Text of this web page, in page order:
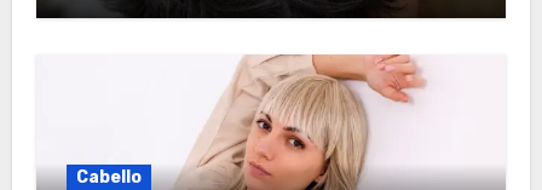
Cabello